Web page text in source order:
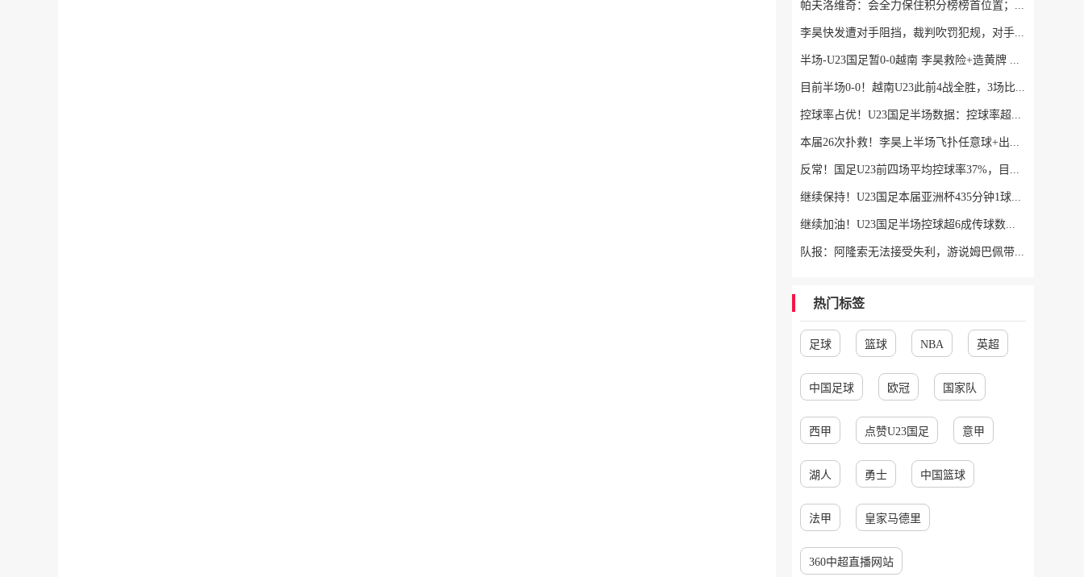
帕夫洛维奇：会全力保住积分榜榜首位置；格雷茨卡是我的支柱
李昊快发遭对手阻挡，裁判吹罚犯规，对手吃到一张黄牌
半场-U23国足暂0-0越南 李昊救险+造黄牌 国足控球超6成+4射0正
目前半场0-0！越南U23此前4战全胜，3场比赛上半场进球
控球率占优！U23国足半场数据：控球率超6成，射门4-3，射正0-2
本届26次扑救！李昊上半场飞扑任意球+出击化解险情 还造对手一黄
反常！国足U23前四场平均控球率37%，目前半场控球率高达64%
继续保持！U23国足本届亚洲杯435分钟1球未丢，仍保持0失球纪录
继续加油！U23国足半场控球超6成传球数多130，多名主力在替补席
队报：阿隆索无法接受失利，游说姆巴佩带伤出战，建议打封闭被拒
热门标签
足球 篮球 NBA 英超
中国足球 欧冠 国家队
西甲 点赞U23国足 意甲
湖人 勇士 中国篮球
法甲 皇家马德里
360中超直播网站